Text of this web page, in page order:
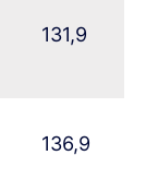
131,9
136,9